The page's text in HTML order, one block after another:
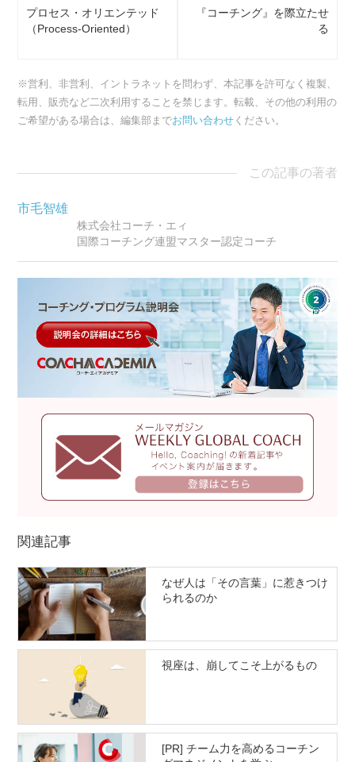
プロセス・オリエンテッド
（Process-Oriented）
『コーチング』を際立たせ
る
※営利、非営利、イントラネットを問わず、本記事を許可なく複製、
転用、販売など二次利用することを禁じます。転載、その他の利用の
ご希望がある場合は、編集部までお問い合わせ ください。
この記事の著者
市毛智雄
株式会社コーチ・エィ
国際コーチング連盟マスター認定コーチ
関連記事
なぜ人は「その言葉」に惹きつけ
られるのか
視座は、崩してこそ上がるもの
[PR] チーム力を高めるコーチン